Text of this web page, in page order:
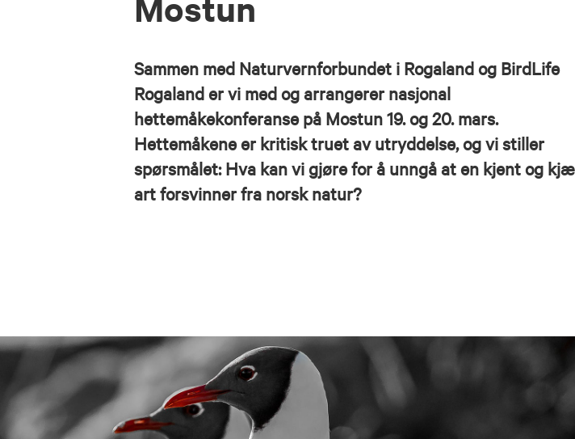
Sammen med Naturvernforbundet i Rogaland og BirdLife
Rogaland er vi med og arrangerer nasjonal
hettemåkekonferanse på Mostun 19. og 20. mars.
Hettemåkene er kritisk truet av utryddelse, og vi stiller
spørsmålet: Hva kan vi gjøre for å unngå at en kjent og
art forsvinner fra norsk natur?